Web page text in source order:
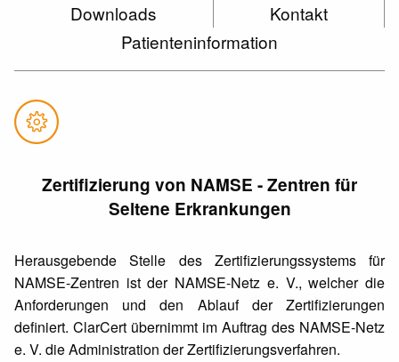
Downloads
Kontakt
Patienteninformation
Zertifizierung von NAMSE - Zentren für
Seltene Erkrankungen
Herausgebende Stelle des Zertifizierungssystems für
NAMSE-Zentren ist der NAMSE-Netz e. V., welcher die
Anforderungen und den Ablauf der Zertifizierungen
definiert. ClarCert übernimmt im Auftrag des NAMSE-Netz
e. V. die Administration der Zertifizierungsverfahren.